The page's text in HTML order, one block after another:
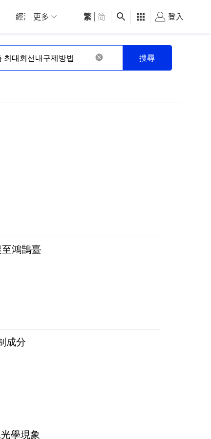
經濟 01深圳 觀點 健康 好食玩飛
更多 繁 简 登入